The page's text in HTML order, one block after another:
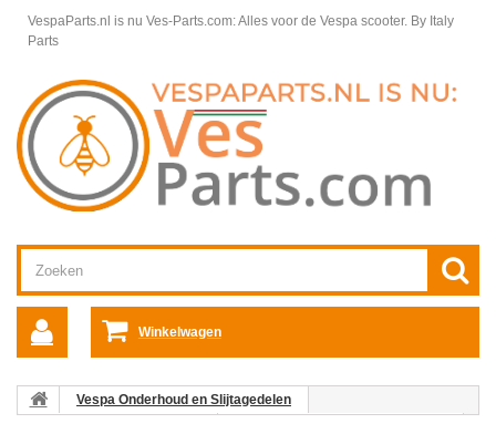
VespaParts.nl is nu Ves-Parts.com: Alles voor de Vespa scooter. By Italy
Parts
Winkelwagen
Vespa Onderhoud en Slijtagedelen